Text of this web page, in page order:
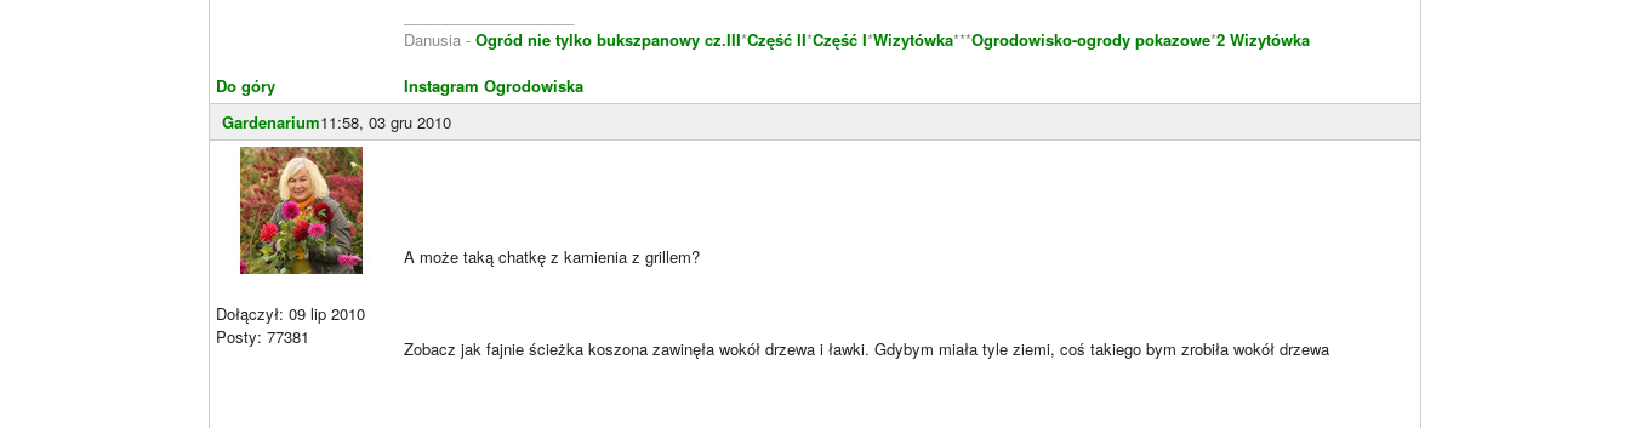
Do góry
Danusia - Ogród nie tylko bukszpanowy cz.III*Część II*Część I*Wizytówka***Ogrodowisko-ogrody pokazowe*2 Wizytówka
Instagram Ogrodowiska
Gardenarium11:58, 03 gru 2010
Dołączył: 09 lip 2010
Posty: 77381
A może taką chatkę z kamienia z grillem?
Zobacz jak fajnie ścieżka koszona zawinęła wokół drzewa i ławki. Gdybym miała tyle ziemi, coś takiego bym zrobiła wokół drzewa